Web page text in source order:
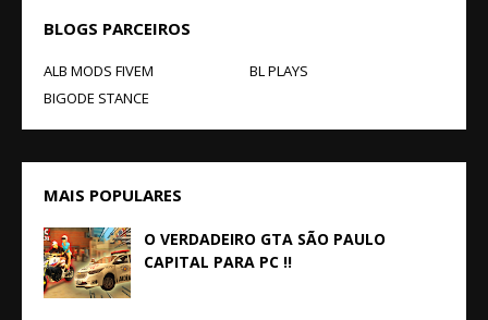
BLOGS PARCEIROS
ALB MODS FIVEM
BL PLAYS
BIGODE STANCE
MAIS POPULARES
O VERDADEIRO GTA SÃO PAULO
CAPITAL PARA PC !!